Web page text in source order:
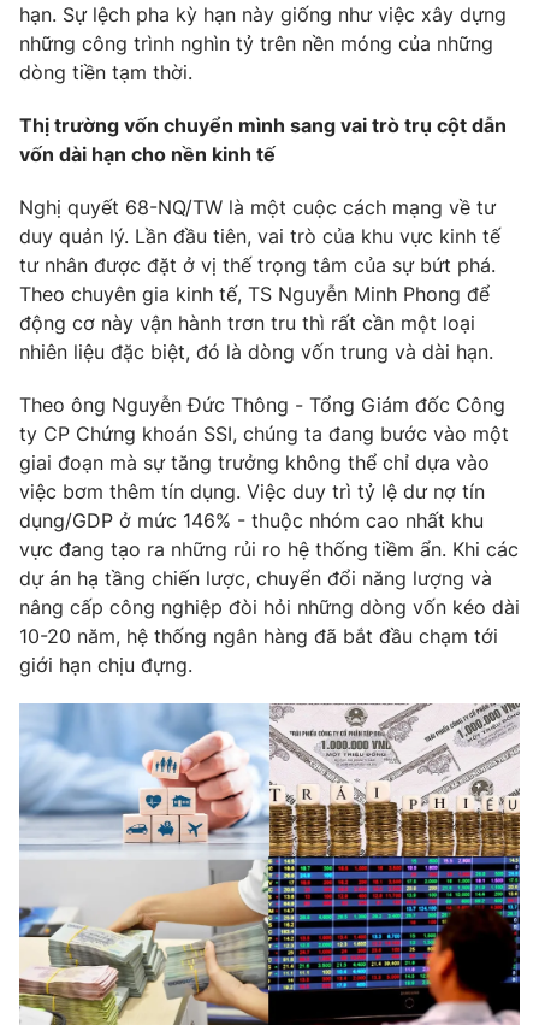
Video Shorts video
VTV Money VTV Thể thao
VTV Sức khoẻ Bất động sản
Thị trường 24h Tấm lòng Việt
VTV4 Vươn mình bằng AI
VTV9 VTV8
Liên hệ tòa soạn English
THỜI BÁO VTV
Theo dõi báo trên
Cơ quan chủ quản:Đài Truyền hình Việt Nam
Cơ quan báo chí:Thời báo VTV
Giấy phép hoạt động báo in và báo điện tử số 483/GP-BTTTT
cấp ngày 29/12/2023
Vũ Thanh Thủy
Phó Tổng Biên tập:Nguyễn Thị Mỹ Hạnh, Phạm Quốc Thắng,
Nguyễn Trọng Ninh
Tổng đài VTV:024.38 355 931 - 024.38 355 932
Ðiện thoại Thời báo VTV: 024.66 897 897
hạn. Sự lệch pha kỳ hạn này giống như việc xây dựng
những công trình nghìn tỷ trên nền móng của những
dòng tiền tạm thời.
Thị trường vốn chuyển mình sang vai trò trụ cột dẫn
vốn dài hạn cho nền kinh tế
Nghị quyết 68-NQ/TW là một cuộc cách mạng về tư
duy quản lý. Lần đầu tiên, vai trò của khu vực kinh tế
tư nhân được đặt ở vị thế trọng tâm của sự bứt phá.
Theo chuyên gia kinh tế, TS Nguyễn Minh Phong để
động cơ này vận hành trơn tru thì rất cần một loại
nhiên liệu đặc biệt, đó là dòng vốn trung và dài hạn.
Theo ông Nguyễn Đức Thông - Tổng Giám đốc Công
ty CP Chứng khoán SSI, chúng ta đang bước vào một
giai đoạn mà sự tăng trưởng không thể chỉ dựa vào
việc bơm thêm tín dụng. Việc duy trì tỷ lệ dư nợ tín
dụng/GDP ở mức 146% - thuộc nhóm cao nhất khu
vực đang tạo ra những rủi ro hệ thống tiềm ẩn. Khi các
dự án hạ tầng chiến lược, chuyển đổi năng lượng và
nâng cấp công nghiệp đòi hỏi những dòng vốn kéo dài
10-20 năm, hệ thống ngân hàng đã bắt đầu chạm tới
giới hạn chịu đựng.